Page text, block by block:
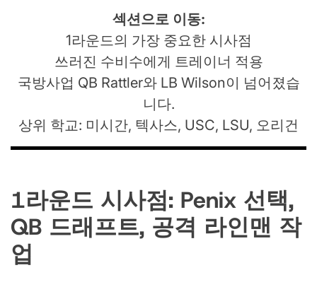
섹션으로 이동:
1라운드의 가장 중요한 시사점
쓰러진 수비수에게 트레이너 적용
국방사업 QB Rattler와 LB Wilson이 넘어졌습
니다.
상위 학교: 미시간, 텍사스, USC, LSU, 오리건
1라운드 시사점: Penix 선택,
QB 드래프트, 공격 라인맨 작
업